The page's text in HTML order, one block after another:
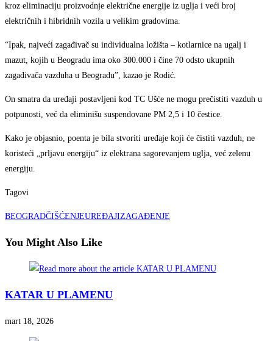
kroz eliminaciju proizvodnje električne energije iz uglja i veći broj
električnih i hibridnih vozila u velikim gradovima.
“Ipak, najveći zagađivač su individualna ložišta – kotlarnice na ugalj i
mazut, kojih u Beogradu ima oko 300.000 i čine 70 odsto ukupnih
zagađivača vazduha u Beogradu”, kazao je Rodić.
On smatra da uređaji postavljeni kod TC Ušće ne mogu prečistiti vazduh u
potpunosti, već da eliminišu suspendovane PM 2,5 i 10 čestice.
Kako je objasnio, poenta je bila stvoriti uređaje koji će čistiti vazduh, ne
koristeći „prljavu energiju“ iz elektrana sagorevanjem uglja, već zelenu
energiju.
Tagovi
BEOGRADČIŠĆENJEUREĐAJIZAGAĐENJE
You Might Also Like
KATAR U PLAMENU
mart 18, 2026